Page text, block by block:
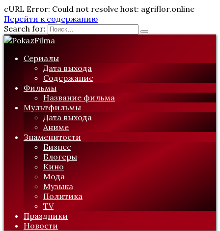
cURL Error: Could not resolve host: agriflor.online
Перейти к содержанию
Search for:
Сериалы
Дата выхода
Содержание
Фильмы
Название фильма
Мультфильмы
Дата выхода
Аниме
Знаменитости
Бизнес
Блогеры
Кино
Мода
Музыка
Политика
TV
Праздники
Новости